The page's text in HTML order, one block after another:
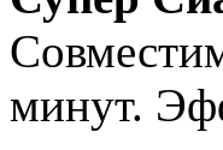
минут.